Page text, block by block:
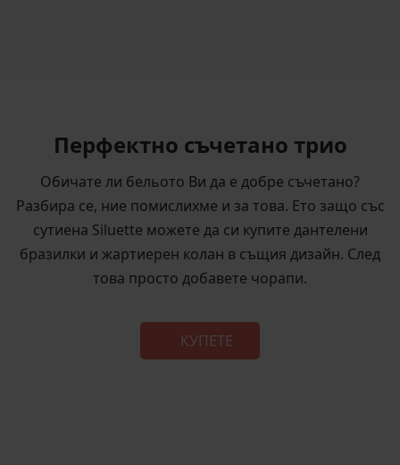
Перфектно съчетано трио
Обичате ли бельото Ви да е добре съчетано?
Разбира се, ние помислихме и за това. Ето защо със
сутиена Siluette можете да си купите дантелени
бразилки и жартиерен колан в същия дизайн. След
това просто добавете чорапи.
КУПЕТЕ